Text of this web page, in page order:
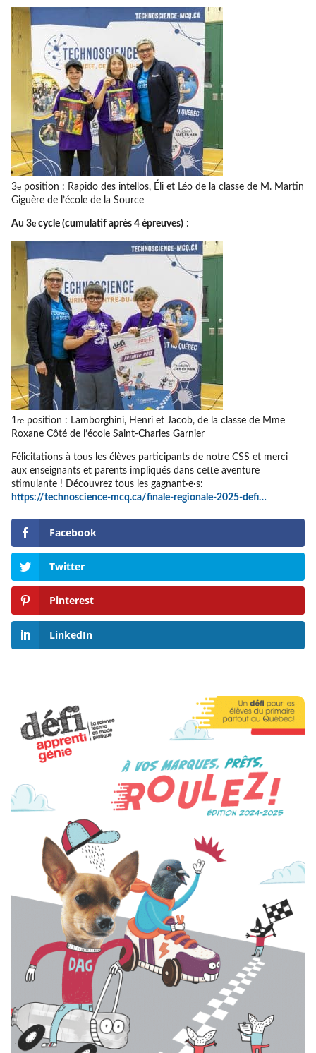
3eposition : Rapido des intellos, Éli et Léo de la classe de M. Martin
Giguère de l’école de la Source
Au 3ecycle (cumulatif après 4 épreuves):
1 reposition : Lamborghini, Henri et Jacob, de la classe de Mme
Roxane Côté de l’école Saint-Charles Garnier
Félicitations à tous les élèves participants de notre CSS et merci
aux enseignants et parents impliqués dans cette aventure
stimulante ! Découvrez tous les gagnant·e·s:
https://technoscience-mcq.ca/finale-regionale-2025-defi…
Facebook
Twitter
Pinterest
LinkedIn